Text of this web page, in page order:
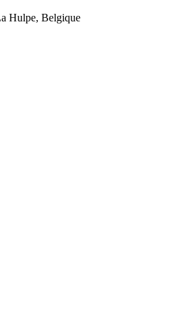
Hulpe, Belgique